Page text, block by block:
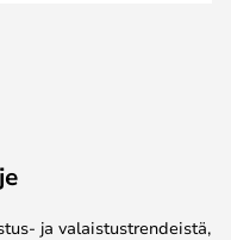
ja valaistustrendeistä,